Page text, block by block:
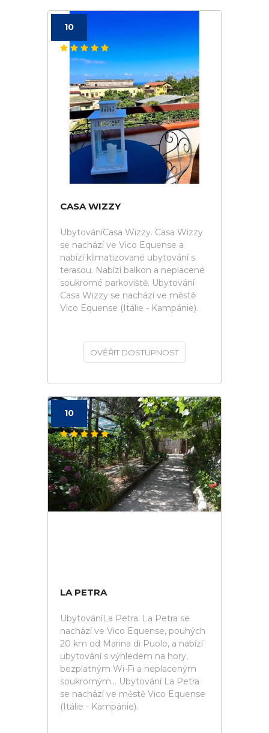
10
CASA WIZZY
UbytováníCasa Wizzy. Casa Wizzy
se nachází ve Vico Equense a
nabízí klimatizované ubytování s
terasou. Nabízí balkon a neplacené
soukromé parkoviště. Ubytování
Casa Wizzy se nachází ve městě
Vico Equense (Itálie - Kampánie).
OVĚŘIT DOSTUPNOST
10
LA PETRA
UbytováníLa Petra. La Petra se
nachází ve Vico Equense, pouhých
20 km od Marina di Puolo, a nabízí
ubytování s výhledem na hory,
bezplatným Wi-Fi a neplaceným
soukromým... Ubytování La Petra
se nachází ve městě Vico Equense
(Itálie - Kampánie).